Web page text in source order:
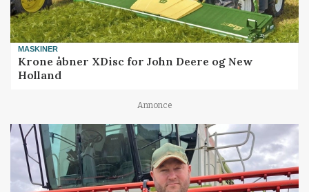
MASKINER
Krone åbner XDisc for John Deere og New
Holland
Annonce